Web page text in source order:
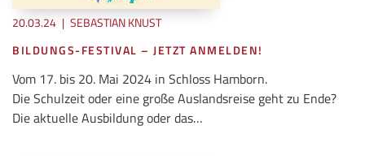
20.03.24 | SEBASTIAN KNUST
BILDUNGS-FESTIVAL – JETZT ANMELDEN!
Vom 17. bis 20. Mai 2024 in Schloss Hamborn.
Die Schulzeit oder eine große Auslandsreise geht zu Ende?
Die aktuelle Ausbildung oder das…